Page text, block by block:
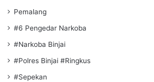
Pemalang
#6 Pengedar Narkoba
#Narkoba Binjai
#Polres Binjai #Ringkus
#Sepekan